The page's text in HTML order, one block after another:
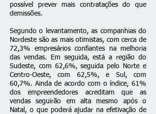
possível prever mais contratações do que
demissões.
Segundo o levantamento, as companhias do
Nordeste são as mais otimistas, com cerca de
72,3% empresários confiantes na melhoria
das vendas. Em seguida, está a região do
Sudeste, com 62,6%, seguida pelo Norte e
Centro-Oeste, com 62,5%, e Sul, com
60,7%. Ainda de acordo com o índice, 61%
dos empreendedores acreditam que as
vendas seguirão em alta mesmo após o
Natal, o que poderá ajudar na efetivação de